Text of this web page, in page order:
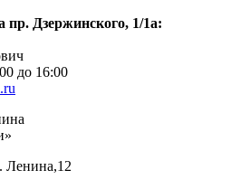
Дзержинского, 1/1а:
до 16:00
Ленина,12